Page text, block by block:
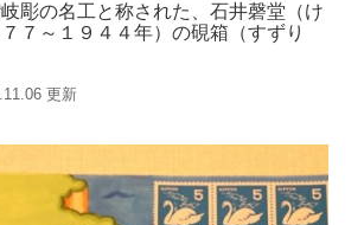
彫の名工と称された、石井磬堂（け
７～１９４４年）の硯箱（すずり
更新